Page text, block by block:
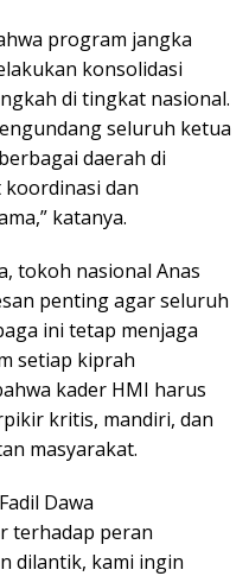
program jangka
konsolidasi
di tingkat nasional.
seluruh ketua
daerah di
dan
katanya.
tokoh nasional Anas
penting agar seluruh
ini tetap menjaga
setiap kiprah
kader HMI harus
kritis, mandiri, dan
masyarakat.
Dawa
terhadap peran
dilantik, kami ingin